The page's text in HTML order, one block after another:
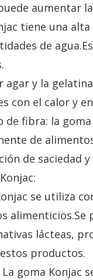
aumentar
tiene una
de
agar y la
con el calor y
fibra: la
de
de saciedad
se utiliza
lácteas,
productos.
goma